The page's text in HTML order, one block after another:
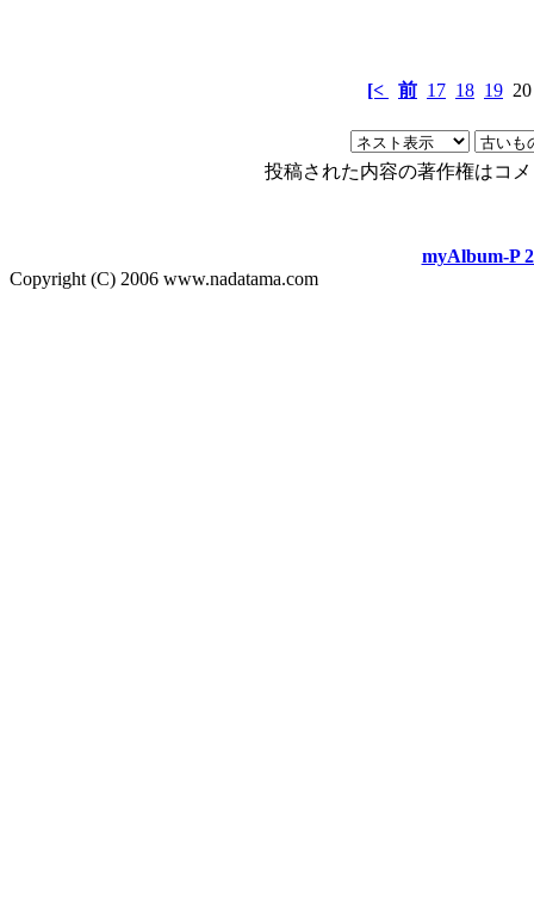
[< 前 17 18 19
投稿された内容の著作権はコ
myAlbum-P
Copyright (C) 2006 www.nadatama.com